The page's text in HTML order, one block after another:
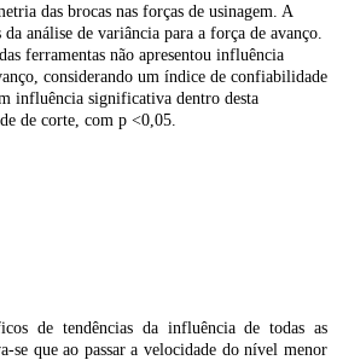
das brocas nas forças de usinagem. A
análise de variância para a força de avanço.
ferramentas não apresentou influência
considerando um índice de confiabilidade
influência significativa dentro desta
de corte, com p <0,05.
de tendências da influência de todas as
se que ao passar a velocidade do nível menor